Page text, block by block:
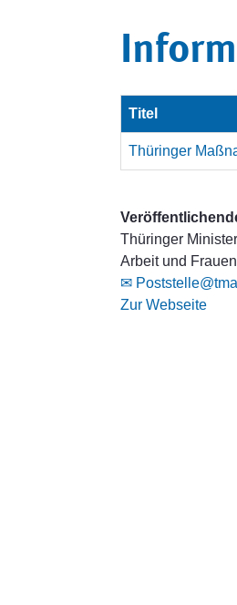
Titel
Thüringer
Thüringer
Arbeit und Frauen
✉
Zur Webseite